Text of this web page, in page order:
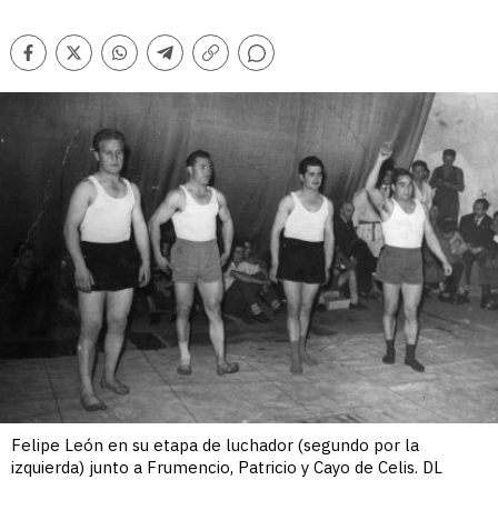
Facebook
TwitterWhatsappTelegram
Copiar
Comentarios
Felipe León en su etapa de luchador (segundo por la
izquierda) junto a Frumencio, Patricio y Cayo de Celis. DL